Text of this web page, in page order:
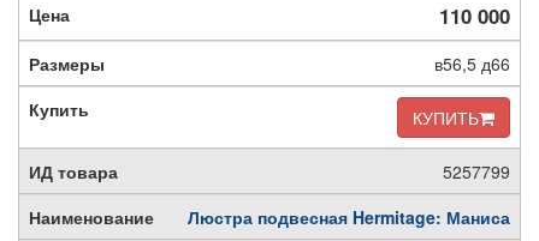
110 000
в56,5 д66
КУПИТЬ
5257799
Люстра подвесная Hermitage: Маниса